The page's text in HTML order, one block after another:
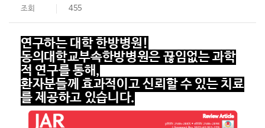
조회 455
연구하는 대학 한방병원!
동의대학교부속한방병원은 끊임없는 과학
적 연구를 통해,
환자분들께 효과적이고 신뢰할 수 있는 치료
를 제공하고 있습니다.